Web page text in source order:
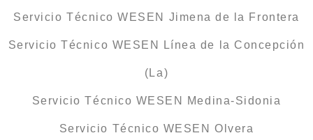
Servicio Técnico WESEN Jimena de la Frontera
Servicio Técnico WESEN Línea de la Concepción
(La)
Servicio Técnico WESEN Medina-Sidonia
Servicio Técnico WESEN Olvera